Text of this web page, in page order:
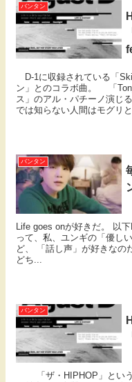
バンタン
D-1に収録されている「
ン」とのコラボ曲。 「
ス」のアル・パチーノ演じ
では知らない人間はモグリと
バンタン
Life goes onが好きだ。 以
って、私、ユンギの「優し
ど、 「話し声」が好きなの
どち...
バンタン
「ザ・HIPHOP」とい